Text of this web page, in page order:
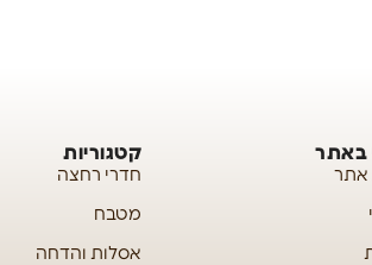
באתר
אתר
קטגוריות
חדרי רחצה
מטבח
אסלות והדחה